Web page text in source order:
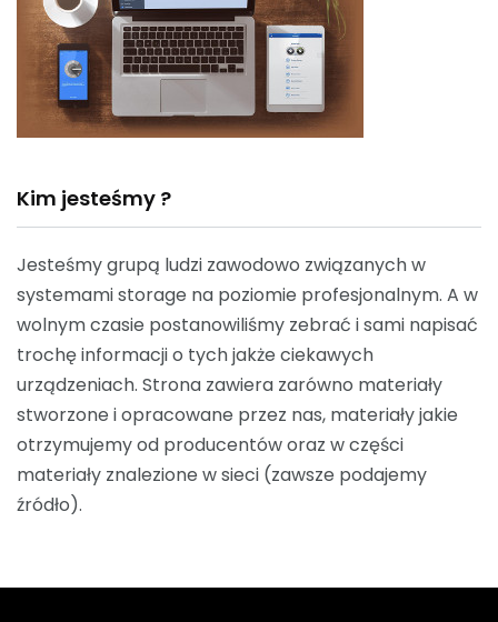
Kim jesteśmy ?
Jesteśmy grupą ludzi zawodowo związanych w
systemami storage na poziomie profesjonalnym. A w
wolnym czasie postanowiliśmy zebrać i sami napisać
trochę informacji o tych jakże ciekawych
urządzeniach. Strona zawiera zarówno materiały
stworzone i opracowane przez nas, materiały jakie
otrzymujemy od producentów oraz w części
materiały znalezione w sieci (zawsze podajemy
źródło).